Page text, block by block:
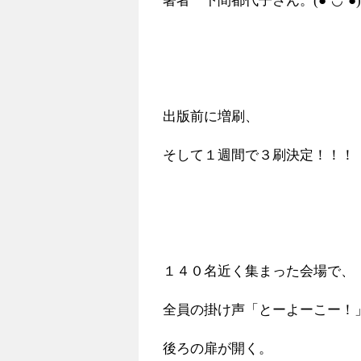
出版前に増刷、
そして１週間で３刷決定！！！
１４０名近く集まった会場で、
全員の掛け声「とーよーこー！
後ろの扉が開く。